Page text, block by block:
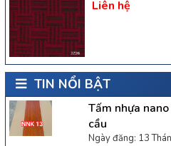
Liên hệ
TIN NỔI BẬT
Tấm nhựa
cầu
Ngày đăng: 13